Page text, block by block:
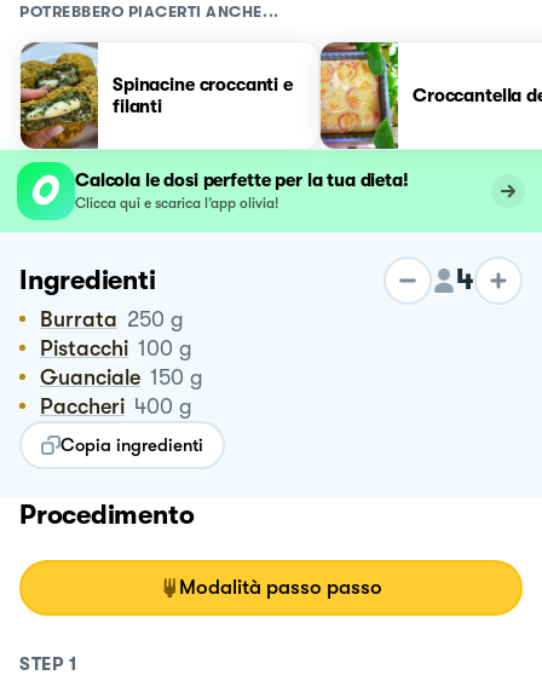
POTREBBERO PIACERTI ANCHE...
Spinacine croccanti e
filanti
Croccantella
Calcola le dosi perfette per la tua dieta!
Clicca qui e scarica l’app olivia!
Ingredienti 4
Burrata 250 g
Pistacchi 100 g
Guanciale 150 g
Paccheri 400 g
Copia ingredienti
Procedimento
Modalità passo passo
STEP 1